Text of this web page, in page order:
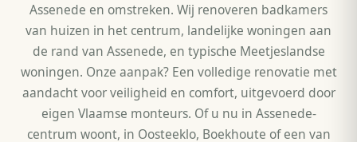
Assenede en omstreken. Wij renoveren badkamers
van huizen in het centrum, landelijke woningen aan
de rand van Assenede, en typische Meetjeslandse
woningen. Onze aanpak? Een volledige renovatie met
aandacht voor veiligheid en comfort, uitgevoerd door
eigen Vlaamse monteurs. Of u nu in Assenede-
centrum woont, in Oosteeklo, Boekhoute of een van